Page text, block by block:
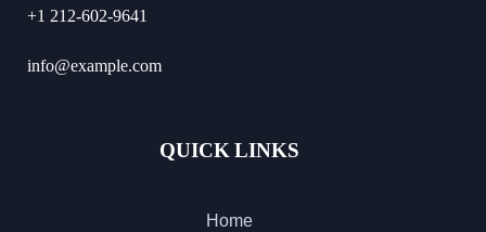
+1 212-602-9641
info@example.com
QUICK LINKS
Home